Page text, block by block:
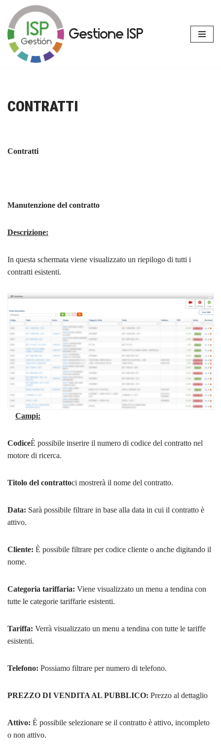
Vai
al
contenuto
Gestione ISP
CONTRATTI
Contratti
Manutenzione del contratto
Descrizione:
In questa schermata viene visualizzato un riepilogo di tutti i
contratti esistenti.
Campi:
CodiceÈ possibile inserire il numero di codice del contratto nel
motore di ricerca.
Titolo del contrattoci mostrerà il nome del contratto.
Data: Sarà possibile filtrare in base alla data in cui il contratto è
attivo.
Cliente: È possibile filtrare per codice cliente o anche digitando il
nome.
Categoria tariffaria: Viene visualizzato un menu a tendina con
tutte le categorie tariffarie esistenti.
Tariffa: Verrà visualizzato un menu a tendina con tutte le tariffe
esistenti.
Telefono: Possiamo filtrare per numero di telefono.
PREZZO DI VENDITA AL PUBBLICO: Prezzo al dettaglio
Attivo: È possibile selezionare se il contratto è attivo, incompleto
o non attivo.